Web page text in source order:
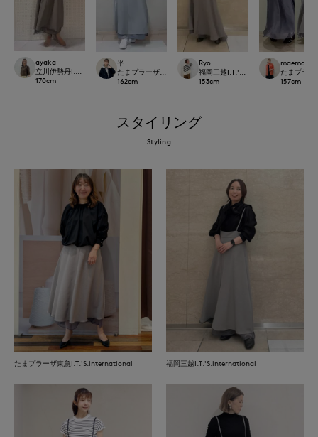
ayaka
立川伊勢丹I.T.'S.international
170cm
平
たまプラーザ東急I.T.'S.international
162cm
Ryo
福岡三越I.T.'S.international
153cm
maemae
たまプラ
157cm
スタイリング
Styling
たまプラーザ東急I.T.'S.international 福岡三越I.T.'S.international